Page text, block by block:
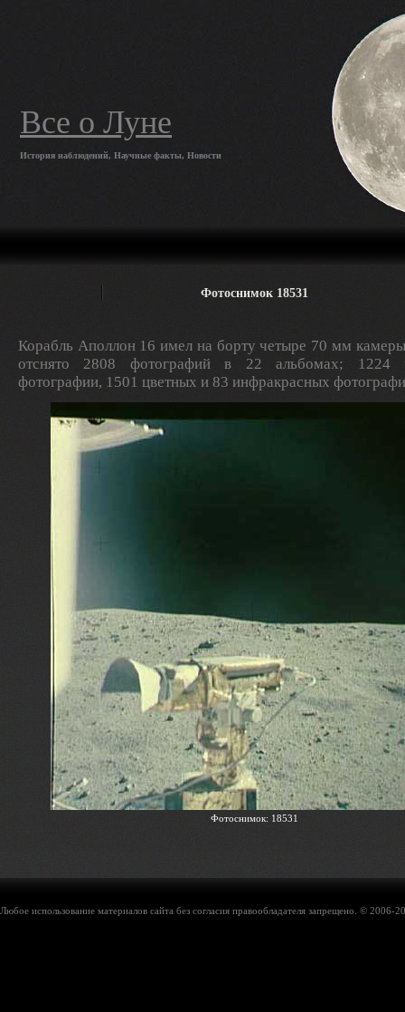
Все о Луне
История наблюдений, Научные факты, Новости
Фотоснимок 18531
Корабль Аполлон 16 имел на борту четыре 70 мм
отснято 2808 фотографий в 22 альбомах; 1224
фотографии, 1501 цветных и 83 инфракрасных
Фотоснимок: 18531
Любое использование материалов сайта без согласия правообладателя запрещено. ©